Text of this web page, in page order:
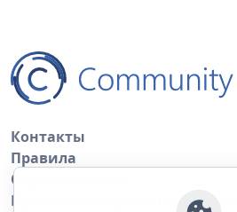
Контакты
Правила
Обратная связь
Правила копирования